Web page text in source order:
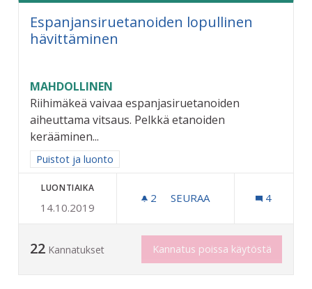
Espanjansiruetanoiden lopullinen
hävittäminen
MAHDOLLINEN
Riihimäkeä vaivaa espanjasiruetanoiden
aiheuttama vitsaus. Pelkkä etanoiden
kerääminen...
Rajaa tulokset aihepiirin mukaan: Puistot ja luonto
Puistot ja luonto
LUONTIAIKA
14.10.2019
2 2 SEURAAJAA
SEURAA 4
22 Kannatukset Kannatus poissa käytöstä